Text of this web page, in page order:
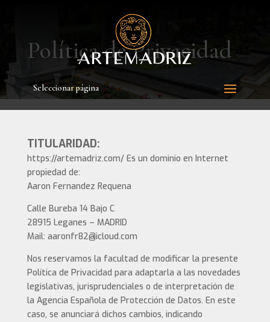
Seleccionar página
Política de Privacidad
TITULARIDAD:
https://artemadriz.com/ Es un dominio en Internet
propiedad de:
Aaron Fernandez Requena
Calle Bureba 14 Bajo C
28915 Leganes – MADRID
Mail: aaronfr82@icloud.com
Nos reservamos la facultad de modificar la presente
Política de Privacidad para adaptarla a las novedades
legislativas, jurisprudenciales o de interpretación de
la Agencia Española de Protección de Datos. En este
caso, se anunciará dichos cambios, indicando